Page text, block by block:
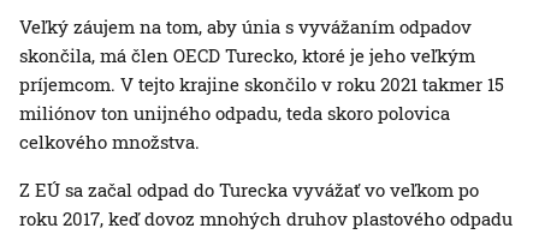
Veľký záujem na tom, aby únia s vyvážaním odpadov
skončila, má člen OECD Turecko, ktoré je jeho veľkým
príjemcom. V tejto krajine skončilo v roku 2021 takmer 15
miliónov ton unijného odpadu, teda skoro polovica
celkového množstva.
Z EÚ sa začal odpad do Turecka vyvážať vo veľkom po
roku 2017, keď dovoz mnohých druhov plastového odpadu